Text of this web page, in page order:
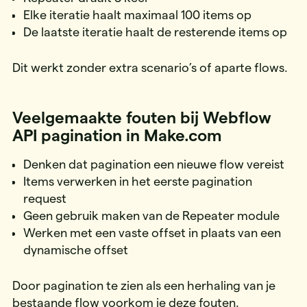
Elke iteratie haalt maximaal 100 items op
De laatste iteratie haalt de resterende items op
Dit werkt zonder extra scenario’s of aparte flows.
Veelgemaakte fouten bij Webflow
API pagination in Make.com
Denken dat pagination een nieuwe flow vereist
Items verwerken in het eerste pagination
request
Geen gebruik maken van de Repeater module
Werken met een vaste offset in plaats van een
dynamische offset
Door pagination te zien als een herhaling van je
bestaande flow voorkom je deze fouten.